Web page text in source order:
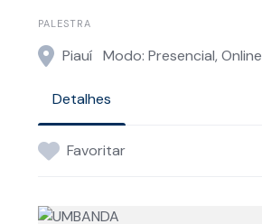
PALESTRA
Piauí Modo: Presencial, Online
Detalhes
Favoritar